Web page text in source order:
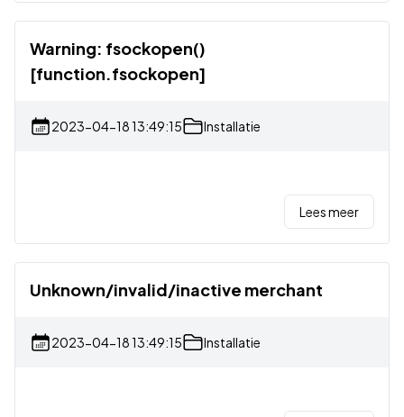
Warning: fsockopen()
[function.fsockopen]
2023-04-18 13:49:15 Installatie
Lees meer
Unknown/invalid/inactive merchant
2023-04-18 13:49:15 Installatie